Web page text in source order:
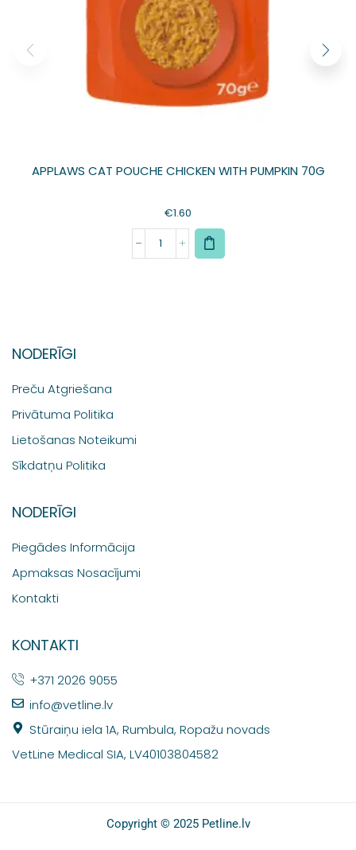
APPLAWS CAT POUCHE CHICKEN WITH PUMPKIN 70G
€1.60
NODERĪGI
Preču Atgriešana
Privātuma Politika
Lietošanas Noteikumi
Sīkdatņu Politika
NODERĪGI
Piegādes Informācija
Apmaksas Nosacījumi
Kontakti
KONTAKTI
+371 2026 9055
info@vetline.lv
Stūraiņu iela 1A, Rumbula, Ropažu novads
VetLine Medical SIA, LV40103804582
Copyright © 2025 Petline.lv